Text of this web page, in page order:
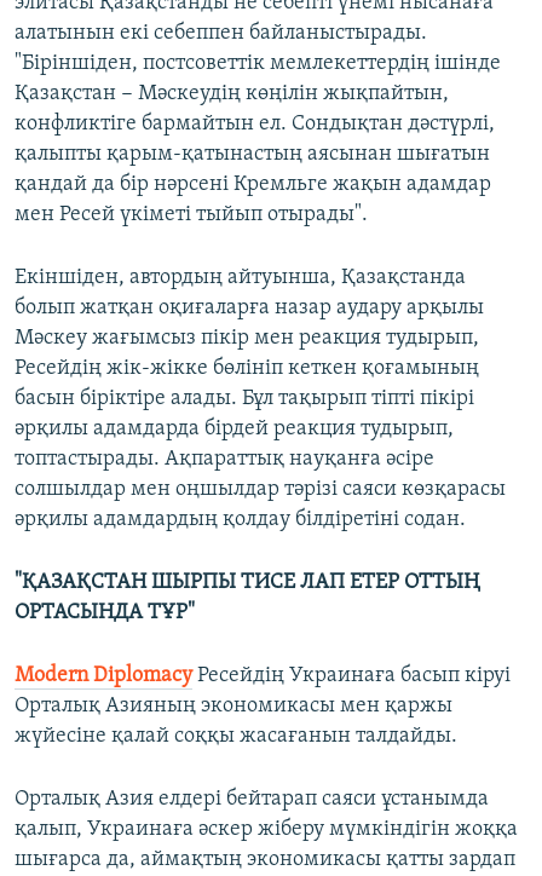
алатынын екі себеппен байланыстырады.
"Біріншіден, постсоветтік мемлекеттердің ішінде
Қазақстан − Мәскеудің көңілін жықпайтын,
конфликтіге бармайтын ел. Сондықтан дәстүрлі,
қалыпты қарым-қатынастың аясынан шығатын
қандай да бір нәрсені Кремльге жақын адамдар
мен Ресей үкіметі тыйып отырады".
Екіншіден, автордың айтуынша, Қазақстанда
болып жатқан оқиғаларға назар аудару арқылы
Мәскеу жағымсыз пікір мен реакция тудырып,
Ресейдің жік-жікке бөлініп кеткен қоғамының
басын біріктіре алады. Бұл тақырып тіпті пікірі
әрқилы адамдарда бірдей реакция тудырып,
топтастырады. Ақпараттық науқанға әсіре
солшылдар мен оңшылдар тәрізі саяси көзқарасы
әрқилы адамдардың қолдау білдіретіні содан.
"ҚАЗАҚСТАН ШЫРПЫ ТИСЕ ЛАП ЕТЕР ОТТЫҢ
ОРТАСЫНДА ТҰР"
Modern DiplomacyРесейдің Украинаға басып кіруі
Орталық Азияның экономикасы мен қаржы
жүйесіне қалай соққы жасағанын талдайды.
Орталық Азия елдері бейтарап саяси ұстанымда
қалып, Украинаға әскер жіберу мүмкіндігін жоққа
шығарса да, аймақтың экономикасы қатты зардап